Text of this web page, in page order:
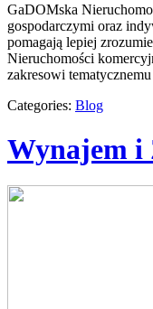
GaDOMska
gospodarczymi oraz
pomagają lepiej
Nieruchomości
zakresowi
Categories: Blog
Wynajem i